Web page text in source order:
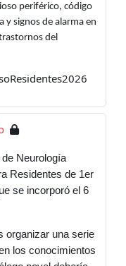
periférico, código
y signos de alarma en
del
Neurología
Residentes de 1er
se incorporó el 6
organizar una serie
los conocimientos